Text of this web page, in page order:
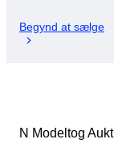
Begynd at sælge
N Modeltog